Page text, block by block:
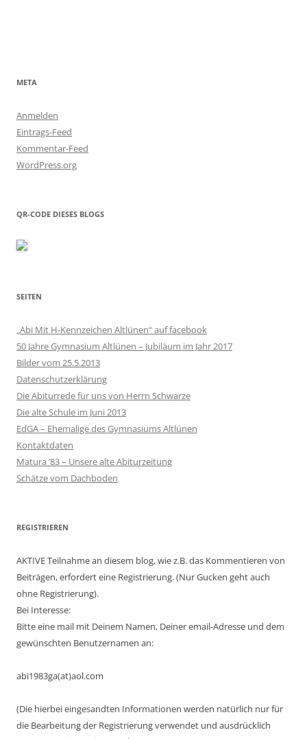
META
Anmelden
Eintrags-Feed
Kommentar-Feed
WordPress.org
QR-CODE DIESES BLOGS
SEITEN
„Abi Mit H-Kennzeichen Altlünen“ auf facebook
50 Jahre Gymnasium Altlünen – Jubiläum im Jahr 2017
Bilder vom 25.5.2013
Datenschutzerklärung
Die Abiturrede für uns von Herrn Schwarze
Die alte Schule im Juni 2013
EdGA – Ehemalige des Gymnasiums Altlünen
Kontaktdaten
Matura ’83 – Unsere alte Abiturzeitung
Schätze vom Dachboden
REGISTRIEREN
AKTIVE Teilnahme an diesem blog, wie z.B. das Kommentieren von
Beiträgen, erfordert eine Registrierung. (Nur Gucken geht auch
ohne Registrierung).
Bei Interesse:
Bitte eine mail mit Deinem Namen, Deiner email-Adresse und dem
gewünschten Benutzernamen an:
abi1983ga(at)aol.com
(Die hierbei eingesandten Informationen werden natürlich nur für
die Bearbeitung der Registrierung verwendet und ausdrücklich